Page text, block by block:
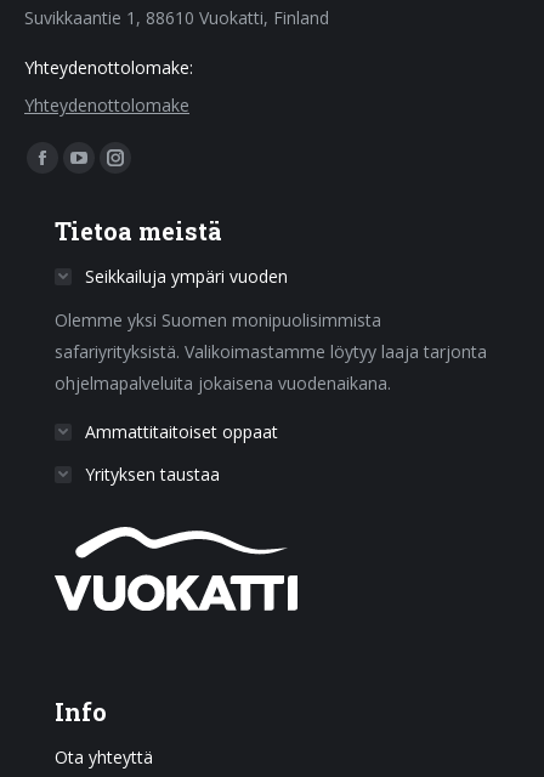
Suvikkaantie 1, 88610 Vuokatti, Finland
Yhteydenottolomake:
Yhteydenottolomake
Find us on:
Facebook
opens
window
YouTube
opens
in
window
Instagram
opens
in
window
Tietoa meistä
Seikkailuja ympäri vuoden
Olemme yksi Suomen monipuolisimmista
safariyrityksistä. Valikoimastamme löytyy laaja tarjonta
ohjelmapalveluita jokaisena vuodenaikana.
Ammattitaitoiset oppaat
Yrityksen taustaa
Info
Ota yhteyttä